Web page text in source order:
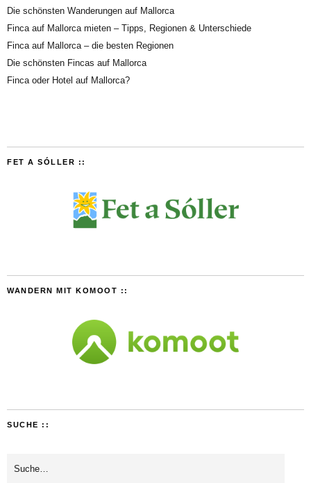
Die schönsten Wanderungen auf Mallorca
Finca auf Mallorca mieten – Tipps, Regionen & Unterschiede
Finca auf Mallorca – die besten Regionen
Die schönsten Fincas auf Mallorca
Finca oder Hotel auf Mallorca?
FET A SÓLLER ::
WANDERN MIT KOMOOT ::
SUCHE ::